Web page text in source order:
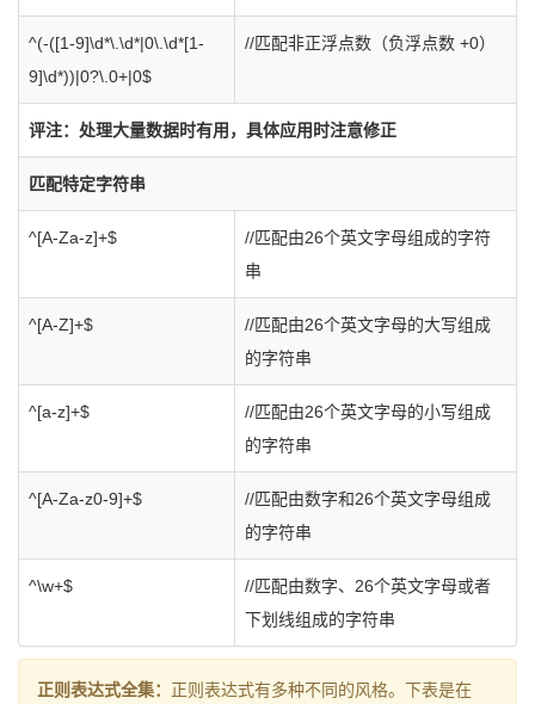
^(-([1-9]\d*\.\d*|0\.\d*[1-
9]\d*))|0?\.0+|0$
//匹配非正浮点数（负浮点数 +0）
评注：处理大量数据时有用，具体应用时注意修正
匹配特定字符串
^[A-Za-z]+$
//匹配由26个英文字母组成的字符
串
^[A-Z]+$
//匹配由26个英文字母的大写组成
的字符串
^[a-z]+$
//匹配由26个英文字母的小写组成
的字符串
^[A-Za-z0-9]+$
//匹配由数字和26个英文字母组成
的字符串
^\w+$
//匹配由数字、26个英文字母或者
下划线组成的字符串
正则表达式全集： 正则表达式有多种不同的风格。下表是在